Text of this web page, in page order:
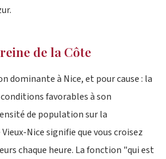
de la Côte
dominante à Nice, et pour cause : la
favorables à son
de population sur la
Nice signifie que vous croisez
chaque heure. La fonction "qui est